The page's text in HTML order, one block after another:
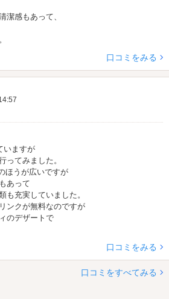
潔感もあって、
口コミをみる
うち4.5
いますが
ってみました。
ほうが広いですが
あって
も充実していました。
ンクが無料なのですが
のデザートで
口コミをみる
口コミをすべてみる